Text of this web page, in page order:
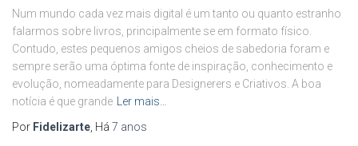
Num mundo cada vez mais digital é um tanto ou quanto estranho
falarmos sobre livros, principalmente se em formato físico.
Contudo, estes pequenos amigos cheios de sabedoria foram e
sempre serão uma óptima fonte de inspiração, conhecimento e
evolução, nomeadamente para Designerers e Criativos. A boa
notícia é que grande Ler mais…
Por Fidelizarte, Há 7 anos